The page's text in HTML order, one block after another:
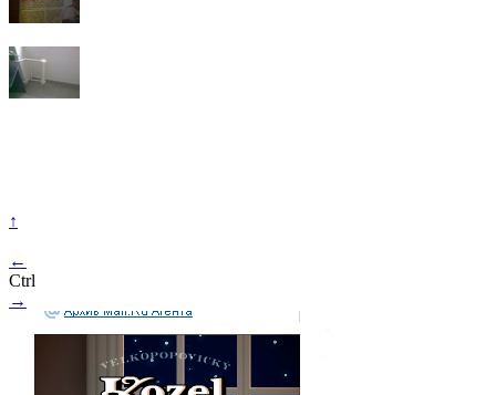
↑
←
Ctrl
→